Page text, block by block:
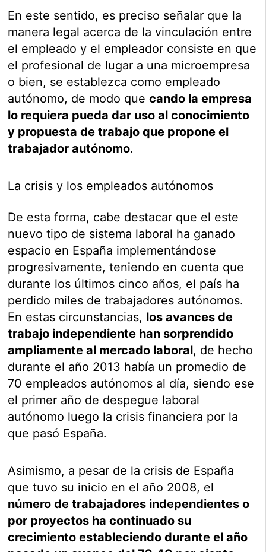
En este sentido, es preciso señalar que la
manera legal acerca de la vinculación entre
el empleado y el empleador consiste en que
el profesional de lugar a una microempresa
o bien, se establezca como empleado
autónomo, de modo quecando la empresa
lo requiera pueda dar uso al conocimiento
y propuesta de trabajo que propone el
trabajador autónomo.
La crisis y los empleados autónomos
De esta forma, cabe destacar que el este
nuevo tipo de sistema laboral ha ganado
espacio en España implementándose
progresivamente, teniendo en cuenta que
durante los últimos cinco años, el país ha
perdido miles de trabajadores autónomos.
En estas circunstancias, los avances de
trabajo independiente han sorprendido
ampliamente al mercado laboral, de hecho
durante el año 2013 había un promedio de
70 empleados autónomos al día, siendo ese
el primer año de despegue laboral
autónomo luego la crisis financiera por la
que pasó España.
Asimismo, a pesar de la crisis de España
que tuvo su inicio en el año 2008, el
número de trabajadores independientes o
por proyectos ha continuado su
crecimiento estableciendo durante el año